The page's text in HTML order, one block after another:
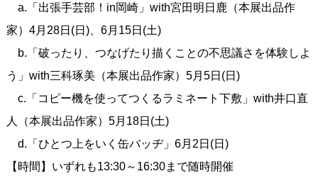
a.「出張手芸部！in岡崎」with宮田明日鹿（本展出品作
家）4月28日(日)、6月15日(土)
b.「破ったり、つなげたり描くことの不思議さを体験しよ
う」with三科琢美（本展出品作家）5月5日(日)
c.「コピー機を使ってつくるラミネート下敷」with井口直
人（本展出品作家）5月18日(土)
d.「ひとつ上をいく缶バッヂ」6月2日(日)
【時間】いずれも13:30～16:30まで随時開催